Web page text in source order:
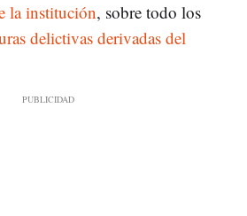
la institución, sobre todo los
delictivas derivadas del